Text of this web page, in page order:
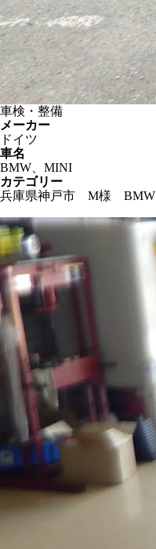
車検・整備
メーカー
ドイツ
車名
BMW、MINI
カテゴリー
兵庫県神戸市 M様 BMW